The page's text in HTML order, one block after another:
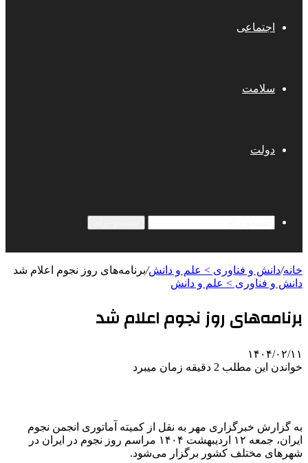
اجتماعی
سلامت
دولت
خانه/دانش و فناوری > علم و دانش/برنامه‌های روز نجوم اعلام شد
دانش و فناوری > علم و دانش
برنامه‌های روز نجوم اعلام شد
۱۴۰۴/۰۲/۱۱
خواندن این مطلب 2 دقیقه زمان میبرد
به گزارش خبرگزاری مهر به نقل از کمیته آماتوری انجمن نجوم
ایران، جمعه ۱۲ اردیبهشت ۱۴۰۴ مراسم روز نجوم در ایران در
شهرهای مختلف کشور برگزار می‌شود.